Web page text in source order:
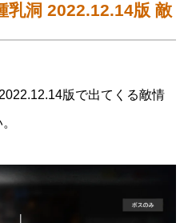
乳洞 2022.12.14版 敵
版で出てくる敵情